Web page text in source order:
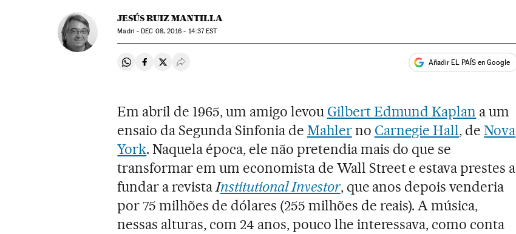
JESÚS RUIZ MANTILLA
Madri - DEC 08, 2016 - 14:37EST
Compartir en Whatsapp
Compartir en Facebook
Compartir en Twitter
Desplegar Redes Sociales Añadir EL PAÍS en Google
Em abril de 1965, um amigo levou Gilbert Edmund Kaplan a um
ensaio da Segunda Sinfonia de Mahlerno Carnegie Hall, deNova
York. Naquela época, ele não pretendia mais do que se
transformar em um economista de Wall Street e estava prestes a
fundar a revistaInstitutional Investor, que anos depois venderia
por 75 milhões de dólares (255 milhões de reais). A música,
nessas alturas, com 24 anos, pouco lhe interessava, como conta